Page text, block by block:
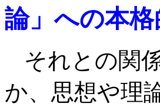
論」への本格
それとの関
か、思想や理